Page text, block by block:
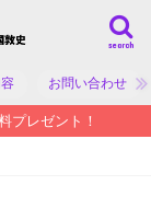
search
お問い合わせ
プレゼント！